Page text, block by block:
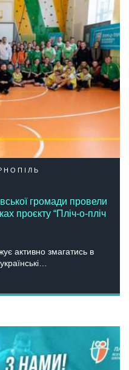
громади провели
проєкту “Пліч-о-пліч
активно змагатись в